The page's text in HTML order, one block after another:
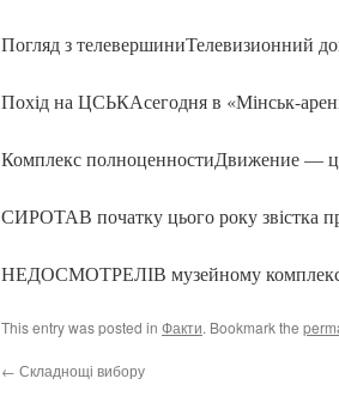
Погляд з телевершиниТелевизионний
Похід на ЦСЬКАсегодня в «Мінськ-
Комплекс полноценностиДвижение —
СИРОТАВ початку цього року звістка
НЕДОСМОТРЕЛІВ музейному комплексі
This entry was posted in Факти. Bookmark the
← Складнощі вибору